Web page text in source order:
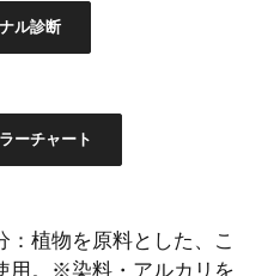
ル診断
ーチャート
植物を原料とした、こ
用。※染料・アルカリを